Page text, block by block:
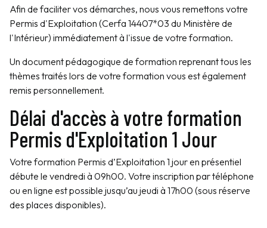
Afin de faciliter vos démarches, nous vous remettons votre
Permis d'Exploitation (Cerfa 14407*03 du Ministère de
l'Intérieur) immédiatement à l'issue de votre formation.
Un document pédagogique de formation reprenant tous les
thèmes traités lors de votre formation vous est également
remis personnellement.
Délai d'accès à votre formation
Permis d'Exploitation 1 Jour
Votre formation Permis d’Exploitation 1 jour en présentiel
débute le vendredi à 09h00. Votre inscription par téléphone
ou en ligne est possible jusqu’au jeudi à 17h00 (sous réserve
des places disponibles).